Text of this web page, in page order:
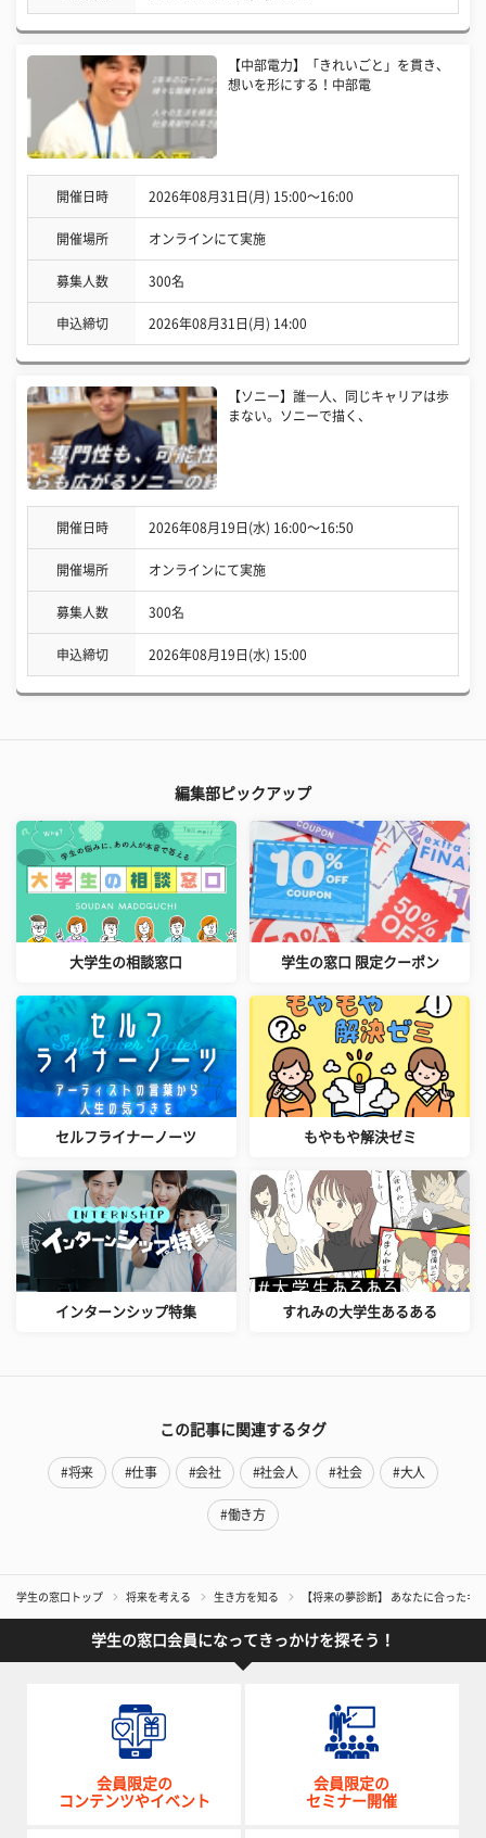
【中部電力】「きれいごと」を貫き、
想いを形にする！中部電
開催日時 2026年08月31日(月) 15:00〜16:00
開催場所 オンラインにて実施
募集人数 300名
申込締切 2026年08月31日(月) 14:00
【ソニー】誰一人、同じキャリアは歩
まない。ソニーで描く、
開催日時 2026年08月19日(水) 16:00〜16:50
開催場所 オンラインにて実施
募集人数 300名
申込締切 2026年08月19日(水) 15:00
編集部ピックアップ
大学生の相談窓口 学生の窓口 限定クーポン
セルフライナーノーツ もやもや解決ゼミ
インターンシップ特集 すれみの大学生あるある
この記事に関連するタグ
#将来 #仕事 #会社 #社会人 #社会 #大人
#働き方
学生の窓口トップ 将来を考える 生き方を知る 【将来の夢診断】 あなたに合ったキ
学生の窓口会員になってきっかけを探そう！
会員限定の
コンテンツやイベント
会員限定の
セミナー開催